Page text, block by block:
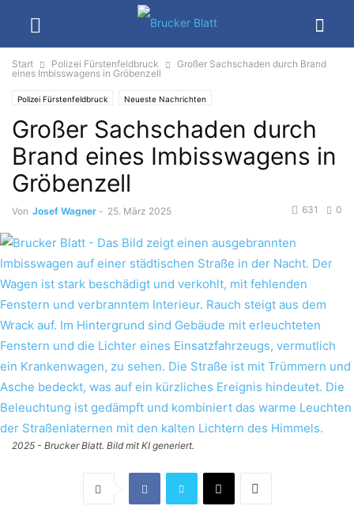
Start Polizei Fürstenfeldbruck
Großer Sachschaden durch Brand
eines Imbisswagens in Gröbenzell
Polizei Fürstenfeldbruck Neueste Nachrichten
Großer Sachschaden durch
Brand eines Imbisswagens in
Gröbenzell
Von Josef Wagner - 25. März 2025 0
631
2025 - Brucker Blatt. Bild mit KI generiert.